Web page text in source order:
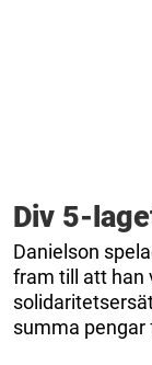
Div 5-
Danielson
fram till att han
summa pengar